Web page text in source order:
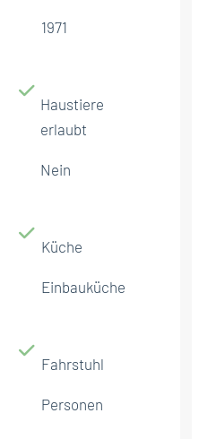
1971
Haustiere
erlaubt
Nein
Küche
Einbauküche
Fahrstuhl
Personen